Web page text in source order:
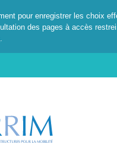
pour enregistrer les choix
des pages à accès